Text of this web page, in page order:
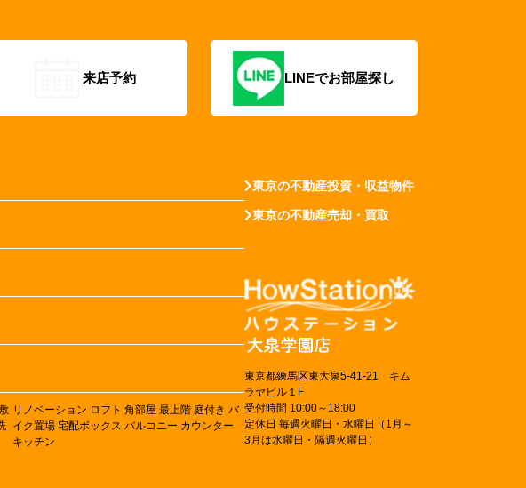
来店予約 LINEでお部屋探し
リノベーション ロフト 角部屋 最上階 庭付き バ
イク置場 宅配ボックス バルコニー カウンター
キッチン
東京の不動産投資・収益物件
東京の不動産売却・買取
東京都練馬区東大泉5-41-21 キム
ラヤビル１F
受付時間 10:00～18:00
定休日 毎週火曜日・水曜日（1月～
3月は水曜日・隔週火曜日）